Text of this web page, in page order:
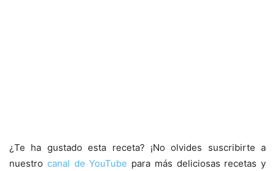
¿Te ha gustado esta receta? ¡No olvides suscribirte a
nuestro canal de YouTube para más deliciosas recetas y